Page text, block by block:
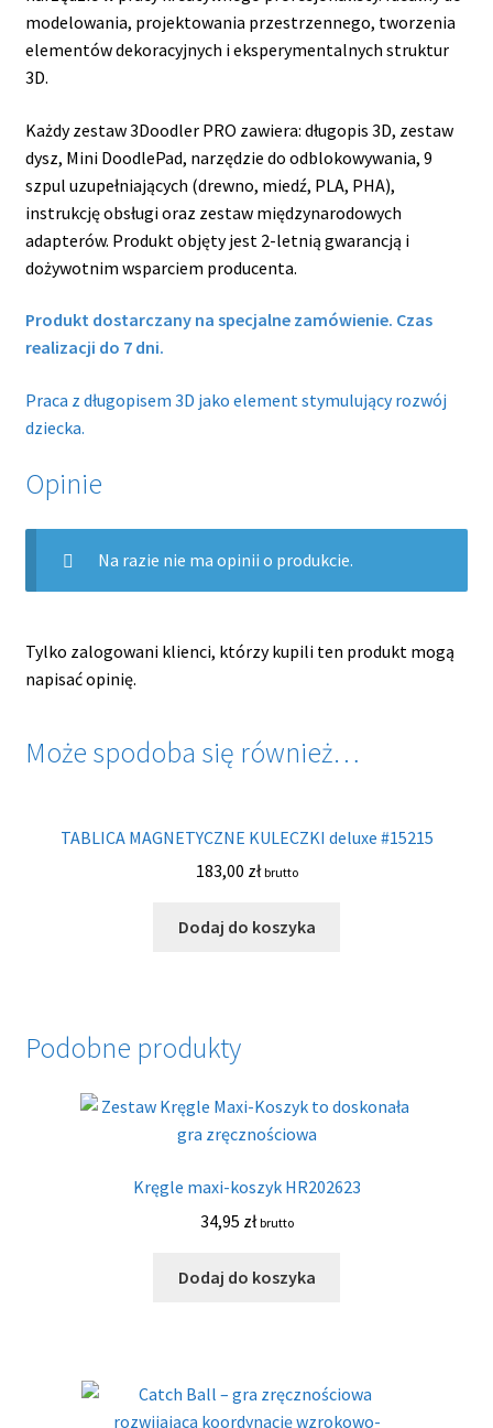
modelowania, projektowania przestrzennego, tworzenia
elementów dekoracyjnych i eksperymentalnych struktur
3D.
Każdy zestaw 3Doodler PRO zawiera: długopis 3D, zestaw
dysz, Mini DoodlePad, narzędzie do odblokowywania, 9
szpul uzupełniających (drewno, miedź, PLA, PHA),
instrukcję obsługi oraz zestaw międzynarodowych
adapterów. Produkt objęty jest 2-letnią gwarancją i
dożywotnim wsparciem producenta.
Produkt dostarczany na specjalne zamówienie. Czas
realizacji do 7 dni.
Praca z długopisem 3D jako element stymulujący rozwój
dziecka.
Opinie
Na razie nie ma opinii o produkcie.
Tylko zalogowani klienci, którzy kupili ten produkt mogą
napisać opinię.
Może spodoba się również…
TABLICA MAGNETYCZNE KULECZKI deluxe #15215
183,00 zł brutto
Dodaj do koszyka
Podobne produkty
Kręgle maxi-koszyk HR202623
34,95 zł brutto
Dodaj do koszyka